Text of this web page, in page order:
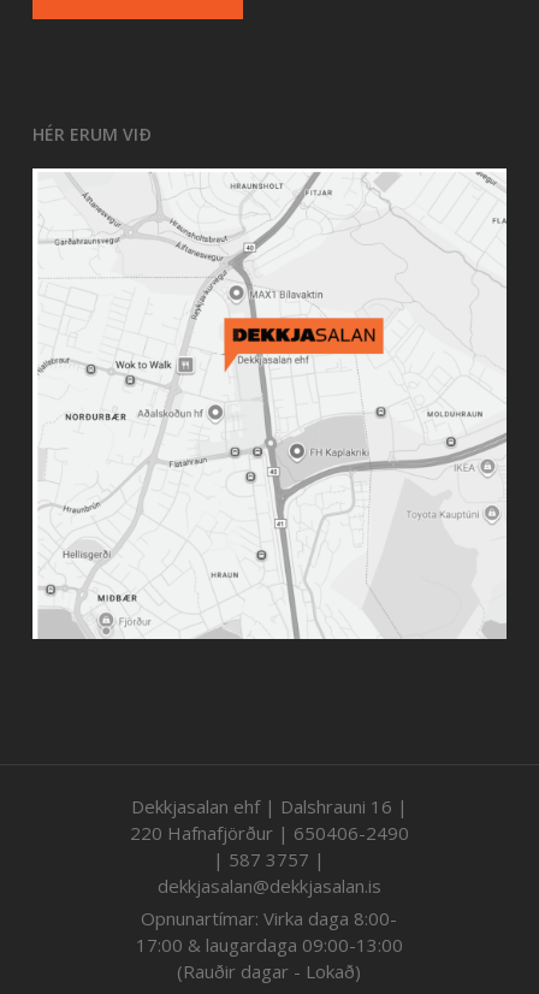
HÉR ERUM VIÐ
Dekkjasalan ehf | Dalshrauni 16 |
220 Hafnafjörður | 650406-2490
| 587 3757 |
dekkjasalan@dekkjasalan.is
Opnunartímar: Virka daga 8:00-
17:00 & laugardaga 09:00-13:00
(Rauðir dagar - Lokað)